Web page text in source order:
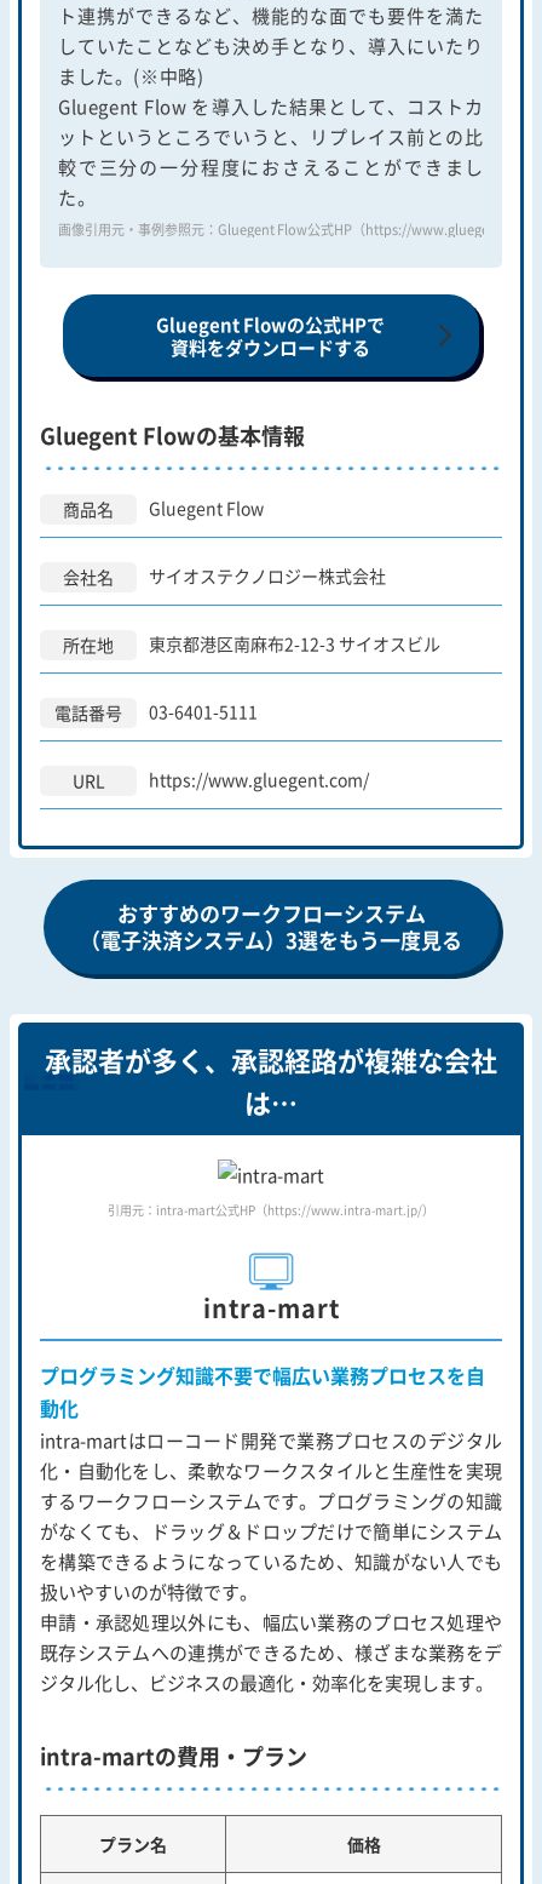
ト連携ができるなど、機能的な面でも要件を満た
していたことなども決め手となり、導入にいたり
ました。(※中略)
Gluegent Flow を導入した結果として、コストカ
ットというところでいうと、リプレイス前との比
較で三分の一分程度におさえることができまし
た。
画像引用元・事例参照元：Gluegent Flow公式HP（https://
Gluegent Flowの公式HPで
資料をダウンロードする
Gluegent Flowの基本情報
商品名 Gluegent Flow
会社名 サイオステクノロジー株式会社
所在地 東京都港区南麻布2-12-3 サイオスビル
電話番号 03-6401-5111
URL https://www.gluegent.com/
おすすめのワークフローシステム
（電子決済システム）3選をもう一度見る
承認者が多く、承認経路が複雑な会社
は…
引用元：intra-mart公式HP（https://www.intra-mart.jp/）
intra-mart
プログラミング知識不要で幅広い業務プロセスを自
動化
intra-martはローコード開発で業務プロセスのデジタル
化・自動化をし、柔軟なワークスタイルと生産性を実現
するワークフローシステムです。プログラミングの知識
がなくても、ドラッグ＆ドロップだけで簡単にシステム
を構築できるようになっているため、知識がない人でも
扱いやすいのが特徴です。
申請・承認処理以外にも、幅広い業務のプロセス処理や
既存システムへの連携ができるため、様ざまな業務をデ
ジタル化し、ビジネスの最適化・効率化を実現します。
intra-martの費用・プラン
プラン名 価格